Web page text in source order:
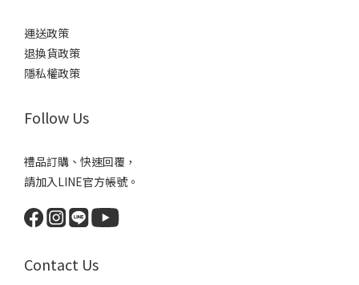
運送政策
退換貨政策
隱私權政策
Follow Us
禮品訂購、快速回覆，
請加入LINE官方帳號。
Contact Us